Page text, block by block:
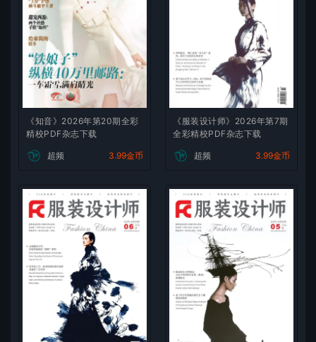
《知音》2026年第20期全彩
精校PDF杂志下载
超频 3.99金币
《服装设计师》2026年第7期
全彩精校PDF杂志下载
超频 3.99金币